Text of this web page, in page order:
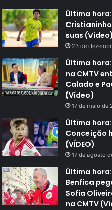
Última hora:
suas (Video)
23 de
Última
na CMTV
Calado e
(Vídeo)
17 de maio de
Última
Conceição
(VÍDEO)
17 de agosto
Última
Benfica
Sofia
na CMTV